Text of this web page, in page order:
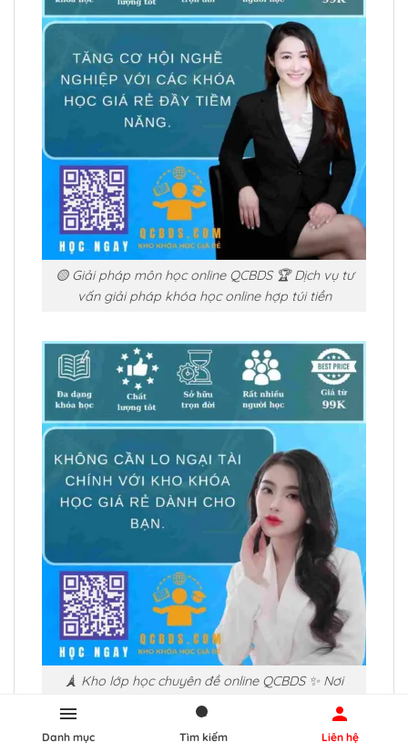
🟡 Giải pháp môn học online QCBDS 🏆 Dịch vụ tư
vấn giải pháp khóa học online hợp túi tiền
🗼 Kho lớp học chuyên đề online QCBDS ✨ Nơi
chuyên share khóa huấn luyện qua mạng giá phải
chăng
Danh mục Tìm kiếm Liên hệ